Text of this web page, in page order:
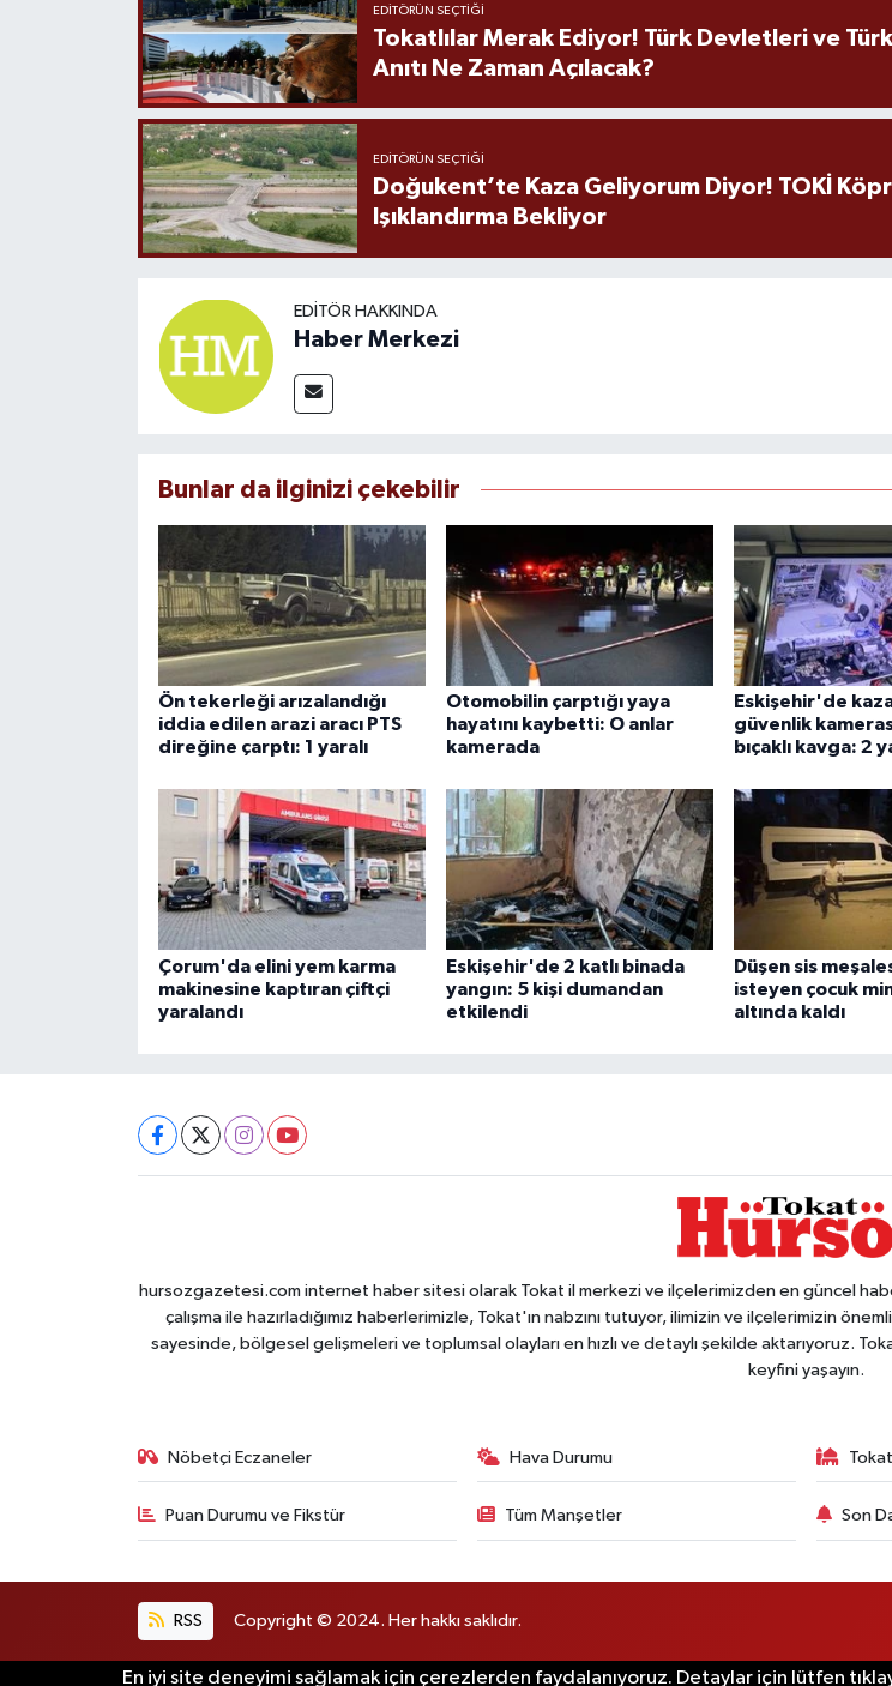
EDITÖRÜN SEÇTIĞI
Tokatlılar Merak Ediyor! Türk Devletleri ve
Anıtı Ne Zaman Açılacak?
EDITÖRÜN SEÇTIĞI
Doğukent’te Kaza Geliyorum Diyor! TOKİ
Işıklandırma Bekliyor
EDITÖR HAKKINDA
Haber Merkezi
Bunlar da ilginizi çekebilir
Ön tekerleği arızalandığı
iddia edilen arazi aracı PTS
direğine çarptı: 1 yaralı
Otomobilin çarptığı yaya
hayatını kaybetti: O anlar
kamerada
Eskişehir'de
güvenlik
bıçaklı kavga: 2
Çorum'da elini yem karma
makinesine kaptıran çiftçi
yaralandı
Eskişehir'de 2 katlı binada
yangın: 5 kişi dumandan
etkilendi
Düşen sis
isteyen çocuk
altında kaldı
hursozgazetesi.com internet haber sitesi olarak Tokat il merkezi ve ilçelerimizden en güncel
çalışma ile hazırladığımız haberlerimizle, Tokat'ın nabzını tutuyor, ilimizin ve ilçelerimizin
sayesinde, bölgesel gelişmeleri ve toplumsal olayları en hızlı ve detaylı şekilde aktarıyoruz.
keyfini yaşayın.
Nöbetçi Eczaneler Hava Durumu
Puan Durumu ve Fikstür Tüm Manşetler Son
RSS Copyright © 2024. Her hakkı saklıdır.
En iyi site deneyimi sağlamak için çerezlerden faydalanıyoruz. Detaylar için lütfen